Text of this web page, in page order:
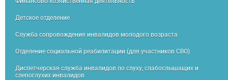
Детское отделение
Служба сопровождения инвалидов молодого возраста
Отделение социальной реабилитации (для участников СВО)
Диспетчерская служба инвалидов по слуху, слабослышащих и
слепоглухих инвалидов